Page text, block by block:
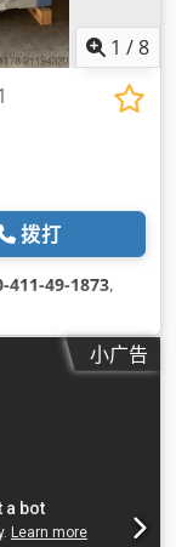
1 /8
拨打
411-49-1873,
小广告